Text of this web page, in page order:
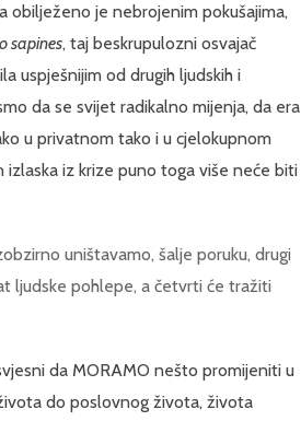
obilježeno je nebrojenim pokušajima,
sapines, taj beskrupulozni osvajač
uspješnijim od drugih ljudskih i
da se svijet radikalno mijenja, da era
u privatnom tako i u cjelokupnom
iz krize puno toga više neće biti
uništavamo, šalje poruku, drugi
ljudske pohlepe, a četvrti će tražiti
da MORAMO nešto promijeniti u
do poslovnog života, života